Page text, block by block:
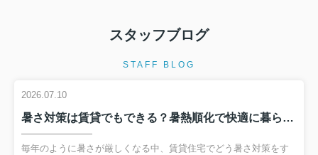
7日（水）
28日（火）、29日（水）
なお、7/13(月)につきましては、
研修のため臨時休業とさせていただきます。
スタッフブログ
STAFF BLOG
2026.07.10
暑さ対策は賃貸でもできる？暑熱順化で快適に暮らすコツを解説
毎年のように暑さが厳しくなる中、賃貸住宅でどう暑さ対策をす